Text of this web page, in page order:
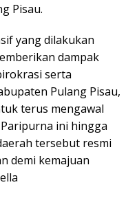
Pisau.
yang dilakukan
dampak
serta
Pulang Pisau,
terus mengawal
ini hingga
tersebut resmi
demi kemajuan